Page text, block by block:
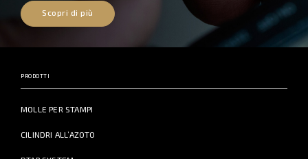
Scopri di più
PRODOTTI
MOLLE PER STAMPI
CILINDRI ALL’AZOTO